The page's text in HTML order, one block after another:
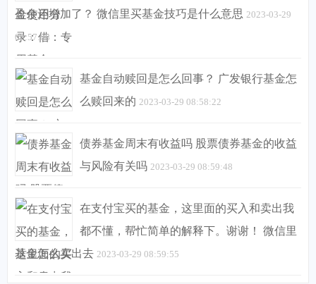
盈余还增加了？ 微信里买基金技巧是什么意思 2023-03-29
08:57:08
基金自动赎回是怎么回事？ 广发银行基金怎
么赎回来的 2023-03-29 08:58:22
债券基金周末有收益吗 股票债券基金的收益
与风险有关吗 2023-03-29 08:59:48
在支付宝买的基金，这里面的买入和卖出我
都不懂，帮忙简单的解释下。谢谢！ 微信里
基金怎么卖出去 2023-03-29 08:59:55